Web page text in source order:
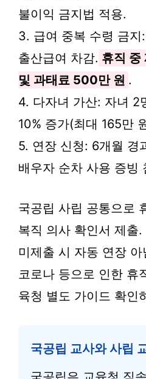
불이익 금지법 적용.
3. 급여 중복 수령 금지
출산급여 차감. 휴직 중
및 과태료 500만 원 .
4. 다자녀 가산: 자녀 2
10% 증가(최대 165만
5. 연장 신청: 6개월 경
배우자 순차 사용 증빙
국공립 사립 공통으로
복직 의사 확인서 제출.
미제출 시 자동 연장 아
코로나 등으로 인한 휴
육청 별도 가이드 확인
국공립 교사와 사립